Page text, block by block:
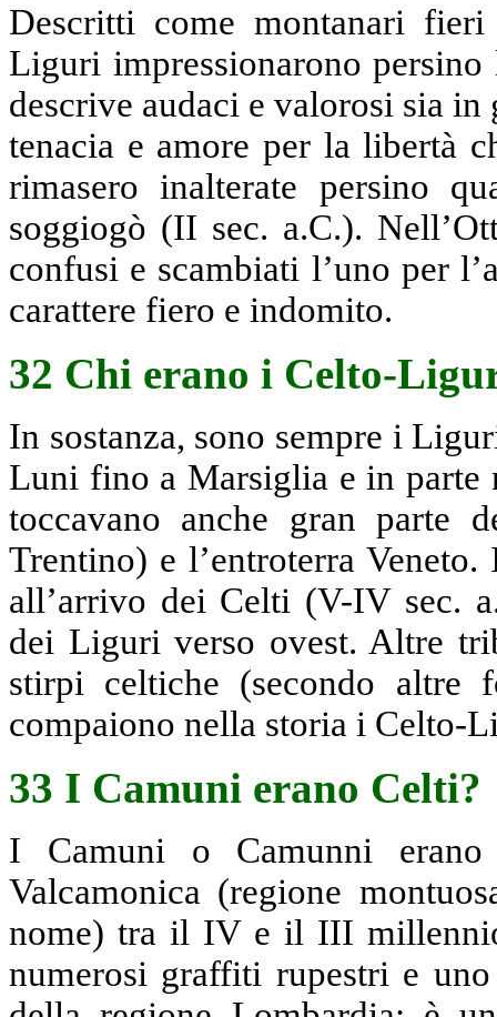
Descritti come montanari
Liguri impressionarono
descrive audaci e valorosi sia
tenacia e amore per la libertà
rimasero inalterate persino
soggiogò (II sec. a.C.).
confusi e scambiati l’uno per
carattere fiero e indomito.
32 Chi erano i Celto-
In sostanza, sono sempre i
Luni fino a Marsiglia e in parte
toccavano anche gran parte
Trentino) e l’entroterra
all’arrivo dei Celti (V-IV sec.
dei Liguri verso ovest. Altre
stirpi celtiche (secondo altre
compaiono nella storia i Celto-
33 I Camuni erano Celti?
I Camuni o Camunni
Valcamonica (regione
nome) tra il IV e il III
numerosi graffiti rupestri e